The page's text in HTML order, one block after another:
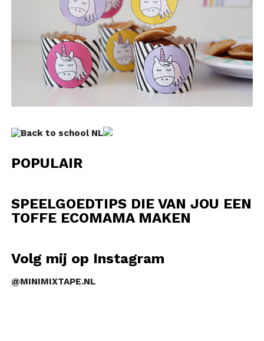
POPULAIR
SPEELGOEDTIPS DIE VAN JOU EEN
TOFFE ECOMAMA MAKEN
Volg mij op Instagram
@MINIMIXTAPE.NL